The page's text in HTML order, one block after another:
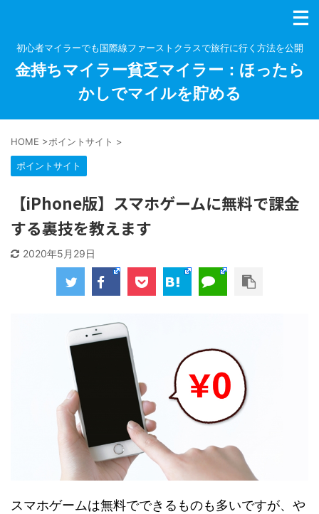
初心者マイラーでも国際線ファーストクラスで旅行に行く方法を公開
金持ちマイラー貧乏マイラー：ほったら
かしでマイルを貯める
HOME >ポイントサイト >
ポイントサイト
【iPhone版】スマホゲームに無料で課金
する裏技を教えます
2020年5月29日
スマホゲームは無料でできるものも多いですが、や